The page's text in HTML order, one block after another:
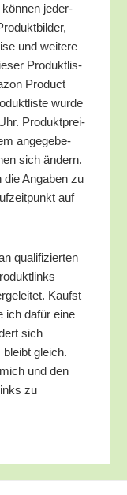
kön­nen jeder­
und wei­te­re
Pro­dukt­lis­
Pro­duct
wur­de
Pro­dukt­prei­
ange­ge­be­
sich ändern.
die Anga­ben zu
auf
qua­li­fi­zier­ten
Kaufst
ich dafür eine
sich
gleich.
und den
zu